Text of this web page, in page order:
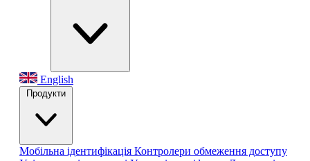
English
Продукти
Мобільна ідентифікація Контролери обмеження доступу